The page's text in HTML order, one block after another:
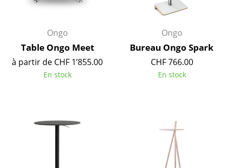
Pièces détachées
Luminaires
Suspensions & Plafonniers
Ongo
Table Ongo Meet
à partir de CHF 1’855.00
En stock
Ongo
Bureau Ongo Spark
CHF 766.00
En stock